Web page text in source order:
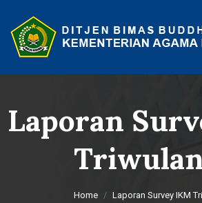
Laporan
Home Laporan Survey IKM